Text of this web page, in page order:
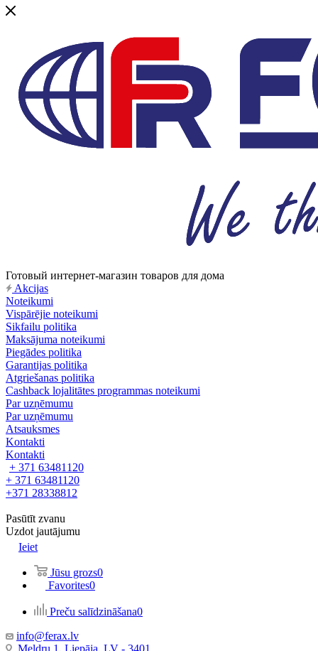
Готовый интернет-магазин товаров для дома
Akcijas
Noteikumi
Vispārējie noteikumi
Sikfailu politika
Maksājuma noteikumi
Piegādes politika
Garantijas politika
Atgriešanas politika
Cashback lojalitātes programmas noteikumi
Par uzņēmumu
Par uzņēmumu
Atsauksmes
Kontakti
Kontakti
+ 371 63481120
+ 371 63481120
+371 28338812
Pasūtīt zvanu
Uzdot jautājumu
Ieiet
Jūsu grozs0
Favorites0
Preču salīdzināšana0
info@ferax.lv
Meldru 1, Liepāja, LV - 3401